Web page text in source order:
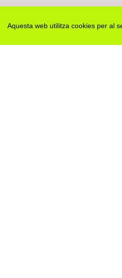
Aquesta web utilitza cookies per al
Des de 2012 · La